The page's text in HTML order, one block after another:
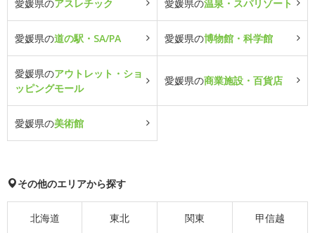
愛媛県のアスレチック 愛媛県の温泉・スパリゾート
愛媛県の道の駅・SA/PA 愛媛県の博物館・科学館
愛媛県のアウトレット・ショ
ッピングモール
愛媛県の商業施設・百貨店
愛媛県の美術館
その他のエリアから探す
北海道 東北 関東 甲信越